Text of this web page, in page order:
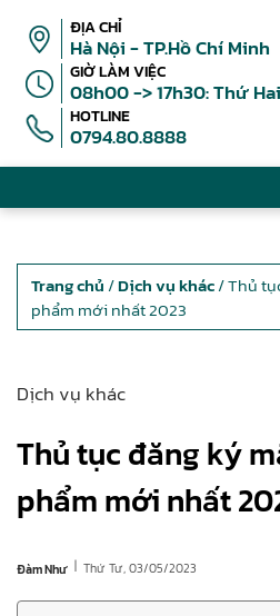
ĐỊA CHỈ
Hà Nội - TP.Hồ Chí Minh
GIỜ LÀM VIỆC
08h00 -> 17h30: Thứ
HOTLINE
0794.80.8888
Trang chủ /Dịch vụ khác/ Thủ
phẩm mới nhất 2023
Dịch vụ khác
Thủ tục đăng ký
phẩm mới nhất
Đàm Như | Thứ Tư, 03/05/2023